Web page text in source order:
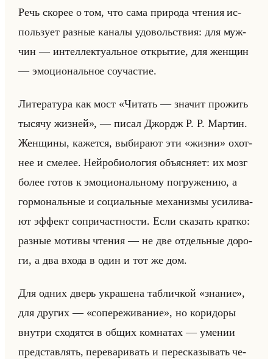
Речь ско­рее о том, что сама при­ро­да чте­ния ис­
пользу­ет раз­ные ка­на­лы удо­вольствия: для муж­
чин — ин­тел­лек­ту­альное от­кры­тие, для жен­щин
— эмо­ци­ональное со­уча­стие.
Ли­те­ра­ту­ра как мост «Читать — значит прожить
тысячу жизней», — писал Джордж Р. Р. Мар­тин.
Жен­щи­ны, ка­жет­ся, вы­би­ра­ют эти «жизни» охот­
нее и сме­лее. Нейро­био­ло­гия объяс­ня­ет: их мозг
более готов к эмо­ци­онально­му по­гру­же­нию, а
гор­мо­нальные и со­ци­альные ме­ха­низ­мы уси­ли­ва­
ют эф­фект со­при­част­но­сти. Если ска­зать крат­ко:
раз­ные мо­ти­вы чте­ния — не две от­дельные до­ро­
ги, а два входа в один и тот же дом.
Для одних дверь укра­ше­на таб­лич­кой «знание»,
для дру­гих — «сопереживание», но ко­ри­до­ры
внут­ри схо­дят­ся в общих ком­на­тах — уме­нии
пред­став­лять, пе­ре­ва­ри­вать и пе­ре­ска­зы­вать че­